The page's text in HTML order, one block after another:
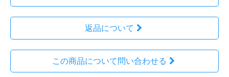
返品について
この商品について問い合わせる